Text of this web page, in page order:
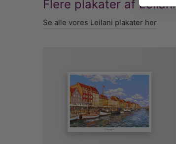
Flere plakater af Leilani
Se alle vores Leilani plakater her